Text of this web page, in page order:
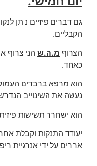
גם דברים פיזיים ניתן
הקבליים.
הצרוף מ.ה.ש הני צרוף
כאחד.
הוא מרפא ברבדים
נעשה את השינויים
הוא ישחרר תשישות
יעודד התנקות וקבלת
אחרים על ידי אנרגיית